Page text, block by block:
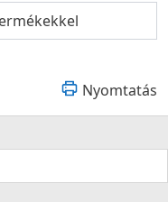
Nyomtatás